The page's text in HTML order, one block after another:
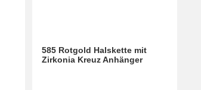
585 Rotgold Halskette mit
Zirkonia Kreuz Anhänger